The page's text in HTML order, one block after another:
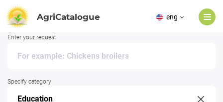
AgriCatalogue eng
Enter your request
Specify category